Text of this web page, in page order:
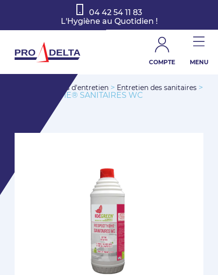
04 42 54 11 83
L'Hygiène au Quotidien !
COMPTE MENU
Produits d'entretien > Entretien des sanitaires >
RESPECT’HOME® SANITAIRES WC